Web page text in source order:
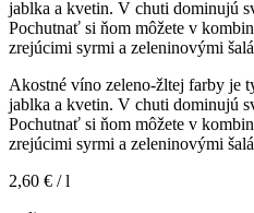
jablka a kvetin. V chuti dominujú
Pochutnať si ňom môžete v
zrejúcimi syrmi a zeleninovými
Akostné víno zeleno-žltej farby je
jablka a kvetin. V chuti dominujú
Pochutnať si ňom môžete v
zrejúcimi syrmi a zeleninovými
2,60 € / l